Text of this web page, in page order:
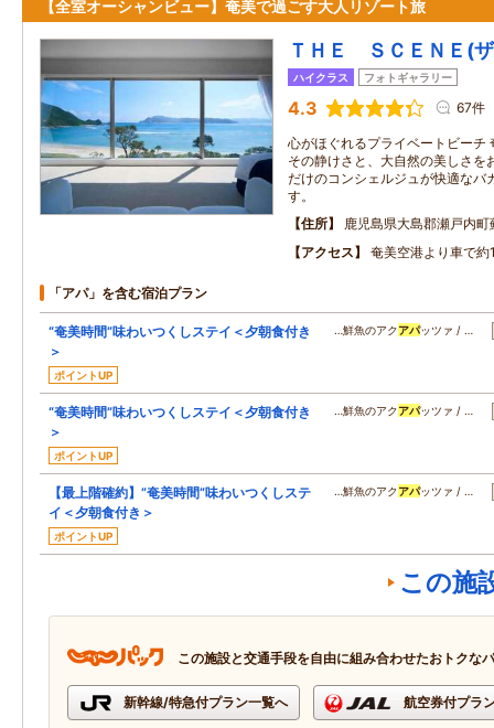
【全室オーシャンビュー】奄美で過ごす大人リゾート旅
ＴＨＥ ＳＣＥＮＥ(
ハイクラス フォトギャラリー
4.3 67件
心がほぐれるプライベートビーチ
その静けさと、大自然の美しさを
だけのコンシェルジュが快適なバ
す。
住所
鹿児島県大島郡瀬戸内町
アクセス
奄美空港より車で約
「アパ」を含む宿泊プラン
“奄美時間”味わいつくしステイ＜夕朝食付き
＞
ポイントUP
…鮮魚のアクアパッツァ / …
“奄美時間”味わいつくしステイ＜夕朝食付き
＞
ポイントUP
…鮮魚のアクアパッツァ / …
【最上階確約】”奄美時間”味わいつくしステ
イ＜夕朝食付き＞
ポイントUP
…鮮魚のアクアパッツァ / …
この施
この施設と交通手段を自由に組み合わせたおトクな
新幹線/特急付プラン一覧へ 航空券付プラ